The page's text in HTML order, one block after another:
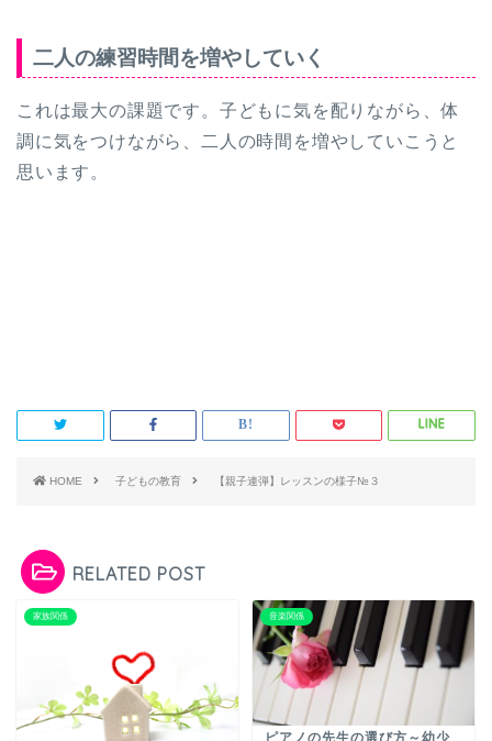
二人の練習時間を増やしていく
これは最大の課題です。子どもに気を配りながら、体
調に気をつけながら、二人の時間を増やしていこうと
思います。
HOME 子どもの教育 【親子連弾】レッスンの様子№３
RELATED POST
家族関係 音楽関係
ピアノの先生の選び方～幼少